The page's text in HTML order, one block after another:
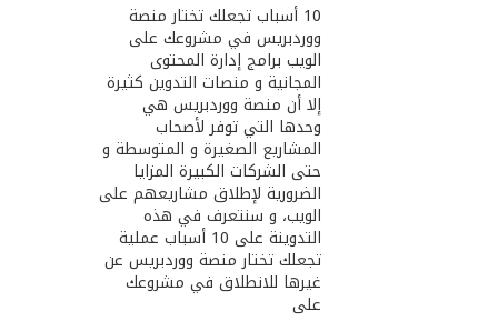
10 أسباب تجعلك تختار منصة
ووردبريس في مشروعك على
الويب برامج إدارة المحتوى
المجانية و منصات التدوين كثيرة
إلا أن منصة ووردبريس هي
وحدها التي توفر لأصحاب
المشاريع الصغيرة و المتوسطة و
حتى الشركات الكبيرة المزايا
الضرورية لإطلاق مشاريعهم على
الويب، و سنتعرف في هذه
التدوينة على 10 أسباب عملية
تجعلك تختار منصة ووردبريس عن
غيرها للانطلاق في مشروعك
على